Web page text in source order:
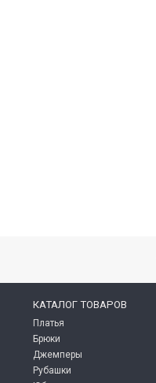
КАТАЛОГ ТОВАРОВ
Платья
Брюки
Джемперы
Рубашки